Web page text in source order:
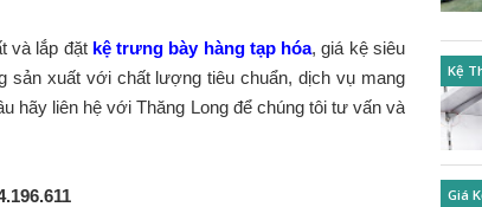
và lắp đặt kệ trưng bày hàng tạp hóa, giá kệ siêu
sản xuất với chất lượng tiêu chuẩn, dịch vụ mang
hãy liên hệ với Thăng Long để chúng tôi tư vấn và
Kệ
Giá